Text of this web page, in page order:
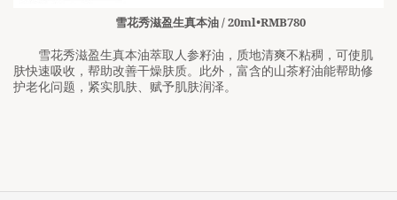
雪花秀滋盈生真本油 / 20ml•RMB780
雪花秀滋盈生真本油萃取人参籽油，质地清爽不粘稠，可使肌
肤快速吸收，帮助改善干燥肤质。此外，富含的山茶籽油能帮助修
护老化问题，紧实肌肤、赋予肌肤润泽。